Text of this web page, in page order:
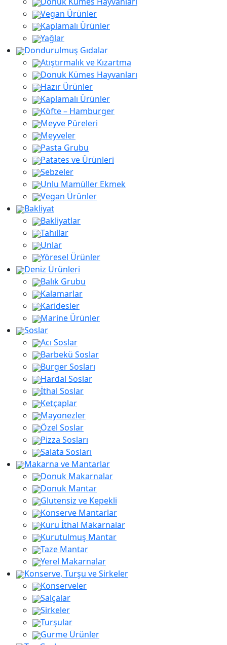
Vegan Ürünler
Kaplamalı Ürünler
Yağlar
Dondurulmuş Gıdalar
Atıştırmalık ve Kızartma
Donuk Kümes Hayvanları
Hazır Ürünler
Kaplamalı Ürünler
Köfte – Hamburger
Meyve Püreleri
Meyveler
Pasta Grubu
Patates ve Ürünleri
Sebzeler
Unlu Mamüller Ekmek
Vegan Ürünler
Bakliyat
Bakliyatlar
Tahıllar
Unlar
Yöresel Ürünler
Deniz Ürünleri
Balık Grubu
Kalamarlar
Karidesler
Marine Ürünler
Soslar
Acı Soslar
Barbekü Soslar
Burger Sosları
Hardal Soslar
İthal Soslar
Ketçaplar
Mayonezler
Özel Soslar
Pizza Sosları
Salata Sosları
Makarna ve Mantarlar
Donuk Makarnalar
Donuk Mantar
Glutensiz ve Kepekli
Konserve Mantarlar
Kuru İthal Makarnalar
Kurutulmuş Mantar
Taze Mantar
Yerel Makarnalar
Konserve, Turşu ve Sirkeler
Konserveler
Salçalar
Sirkeler
Turşular
Gurme Ürünler